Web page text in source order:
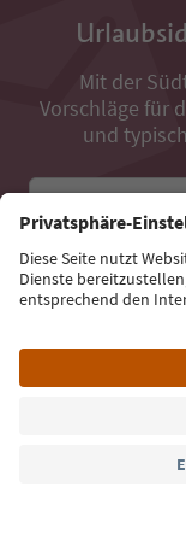
Mit der
Vorschläge für
und